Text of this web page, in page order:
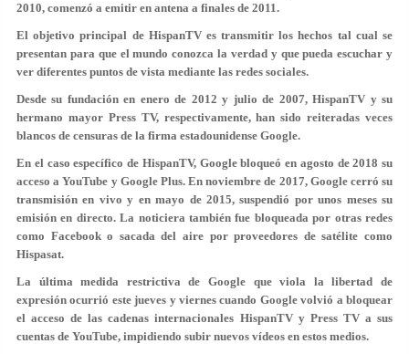
2010, comenzó a emitir en antena a finales de 2011.
El objetivo principal de HispanTV es transmitir los hechos tal cual se
presentan para que el mundo conozca la verdad y que pueda escuchar y
ver diferentes puntos de vista mediante las redes sociales.
Desde su fundación en enero de 2012 y julio de 2007, HispanTV y su
hermano mayor Press TV, respectivamente, han sido reiteradas veces
blancos de censuras de la firma estadounidense Google.
En el caso específico de HispanTV, Google bloqueó en agosto de 2018 su
acceso a YouTube y Google Plus. En noviembre de 2017, Google cerró su
transmisión en vivo y en mayo de 2015, suspendió por unos meses su
emisión en directo. La noticiera también fue bloqueada por otras redes
como Facebook o sacada del aire por proveedores de satélite como
Hispasat.
La última medida restrictiva de Google que viola la libertad de
expresión ocurrió este jueves y viernes cuando Google volvió a bloquear
el acceso de las cadenas internacionales HispanTV y Press TV a sus
cuentas de YouTube, impidiendo subir nuevos vídeos en estos medios.